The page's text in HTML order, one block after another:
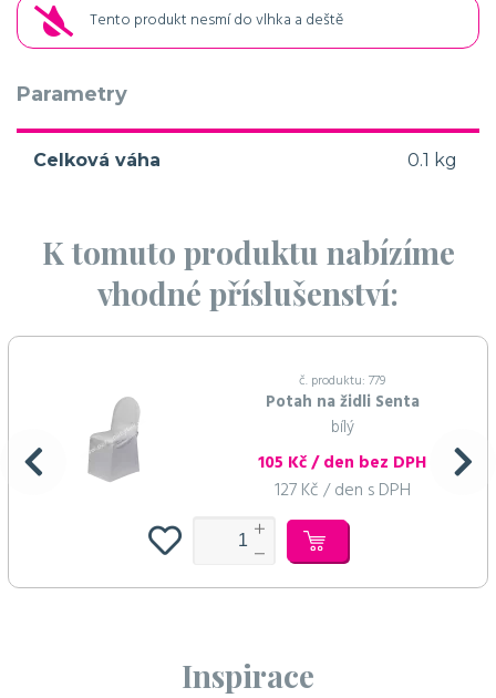
Tento produkt nesmí do vlhka a deště
Parametry
Celková váha 0.1 kg
K tomuto produktu nabízíme
vhodné příslušenství:
č. produktu: 779
Potah na židli Senta
bílý
105 Kč / den bez DPH
127 Kč / den s DPH
Inspirace